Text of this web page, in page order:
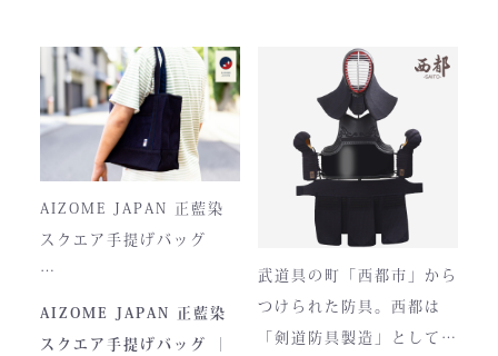
堅牢さ、美しい造形、そし
て驚くほどの機動力。実戦
に必要な「守り」と「動
き」を極限まで高めたこの
一式は、まさに現代剣道具
の完成形と呼ぶにふさわし
い逸品です。余計な装飾を
一切排し、機能美だけを追
は、全日本武道具が誇
正藍染ならではの深みある
色合いは、使い込むほどに
風合いが増し、唯一無二の
存在へと変化。
さらに、熊本の熟練職人に
AIZOME JAPAN 正藍染
スクエア手提げバッグ
提げバッグです。
AIZOME JAPAN 正藍染
スクエア手提げバッグ ｜
武道具の町「西都市」から
つけられた防具。西都は
「剣道防具製造」として町